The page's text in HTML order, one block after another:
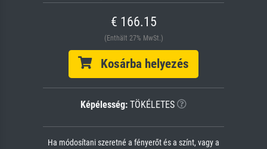
€ 166.15
(Enthält 27% MwSt.)
Kosárba helyezés
Képélesség: TÖKÉLETES
Ha módosítani szeretné a fényerőt és a színt, vagy a